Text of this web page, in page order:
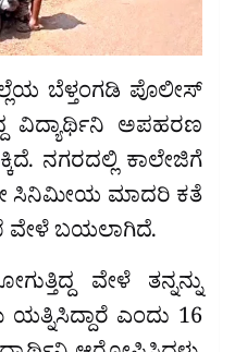
ಬೆಳ್ತಂಗಡಿ ಪೊಲೀಸ್
ವಿದ್ಯಾರ್ಥಿನಿ ಅಪಹರಣ
ನಗರದಲ್ಲಿ ಕಾಲೇಜಿಗೆ
ಸಿನಿಮೀಯ ಮಾದರಿ ಕತೆ
ವೇಳೆ ಬಯಲಾಗಿದೆ.
ವೇಳೆ ತನ್ನನ್ನು
ಎಂದು 16